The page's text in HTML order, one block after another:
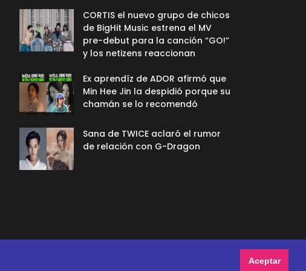
Aceptar
CORTIS el nuevo grupo de chicos
de BigHit Music estrena el MV
pre-debut para la canción “GO!”
y los netizens reaccionan
Ex aprendíz de ADOR afirmó que
Min Hee Jin la despidió porque su
chamán se lo recomendó
Sana de TWICE aclaró el rumor
de relación con G-Dragon